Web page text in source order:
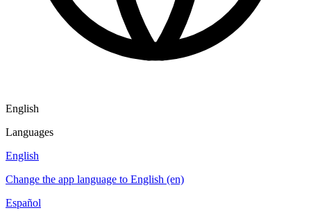
English
Languages
English
Change the app language to English (en)
Español